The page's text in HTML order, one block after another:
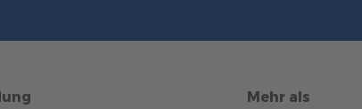
Mehr als